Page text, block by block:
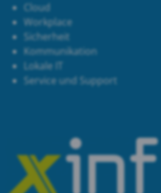
Cloud
Workplace
Sicherheit
Kommunikation
Lokale IT
Service und Support